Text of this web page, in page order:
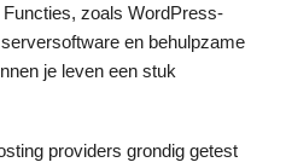
Functies, zoals WordPress-
en behulpzame
je leven een stuk
providers grondig getest